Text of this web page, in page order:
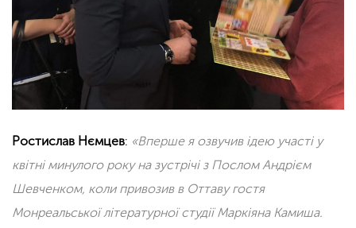
Ростислав Нємцев: «Вперше я озвучив ідею участі у
квітні минулого року на зустрічі з Послом Андрієм
Шевченком, коли привозив в Оттаву гостя
Монреальської літературної студії Маркіяна Камиша.